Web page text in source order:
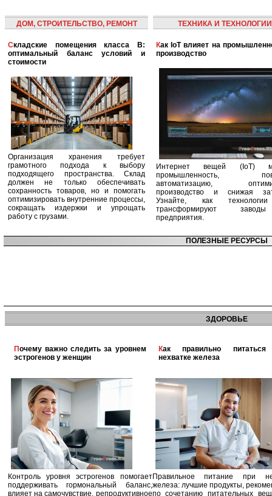
ДОМ, СТРОИТЕЛЬСТВО, РЕМОНТ
Складские помещения класса B:
оптимальный баланс условий и
стоимости
Организация хранения требует
грамотного подхода к выбору
подходящего пространства. Склад
должен не только обеспечивать
сохранность товаров, но и помогать
оптимизировать внутренние процессы,
сокращать издержки и упрощать
работу с грузами.
ТЕХНИКА И ТЕХНОЛОГИИ
Как IoT влияет на промышленность и
производство
Интернет вещей (IoT)
промышленность,
автоматизацию,
производство и снижая
Узнайте, как
трансформируют
предприятия.
ПОЛЕЗНЫЕ РЕСУРСЫ
ЗДОРОВЬЕ
Почему важно следить за уровнем
эстрогенов у женщин
Контроль уровня эстрогенов помогает
поддерживать гормональный баланс,
влияет на самочувствие, репродуктивное
Как правильно питаться при
нехватке железа
Правильное питание при
железа: лучшие продукты,
по сочетанию питательных